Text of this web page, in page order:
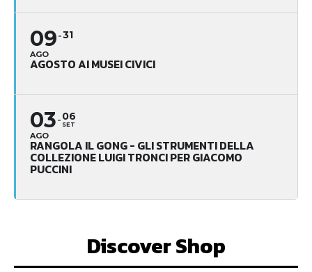
09
AGO
31
AGOSTO AI MUSEI CIVICI
03
AGO
06
SET
RANGOLA IL GONG - GLI STRUMENTI DELLA
COLLEZIONE LUIGI TRONCI PER GIACOMO
PUCCINI
Discover Shop